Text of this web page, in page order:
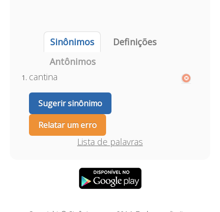
Sinônimos
Definições
Antônimos
cantina
Sugerir sinônimo
Relatar um erro
Lista de palavras